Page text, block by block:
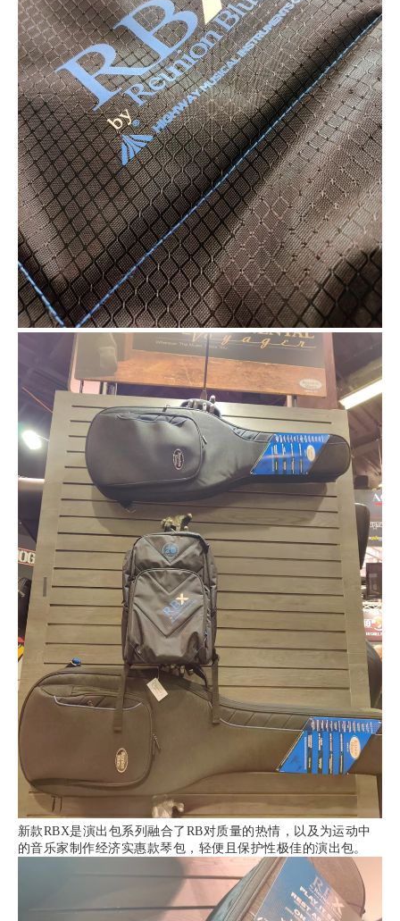
新款RBX是演出包系列融合了RB对质量的热情，以及为运动中
的音乐家制作经济实惠款琴包，轻便且保护性极佳的演出包。